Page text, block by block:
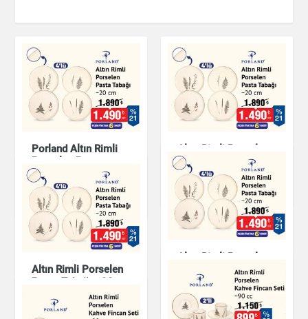
Porland Altın Rimli
Porselen Pasta
Tabağı 20 cm
Mutfak Ürünleri
Altın Rimli Porselen
Pasta Tabağı -20 cm
Mutfak Ürünleri
Pasta Tabağı 20 cm
Mutfak Ürünleri
Altın Rimli Porselen